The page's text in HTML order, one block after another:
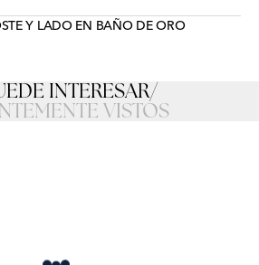
Y LADO EN BAÑO DE ORO
INTERESAR/
VISTOS